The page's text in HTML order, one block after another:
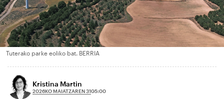
Tuterako parke eoliko bat. BERRIA
Kristina Martin
2026KO MAIATZAREN 3105:00